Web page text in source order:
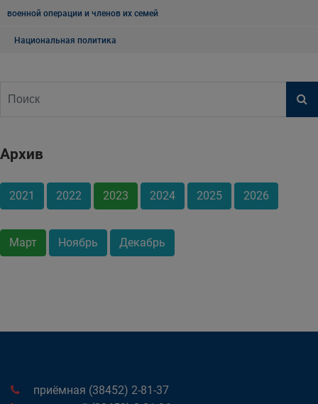
военной операции и членов их семей
Национальная политика
Архив
2021 2022 2023 2024 2025 2026
Март Ноябрь Декабрь
приёмная (38452) 2-81-37